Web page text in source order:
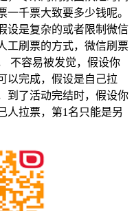
千票大致要多少钱呢。
设是复杂的或者限制微信
工刷票的方式，微信刷票
不容易被发觉，假设你
以完成，假设是自己拉
到了活动完结时，假设你
人拉票，第1名只能是另